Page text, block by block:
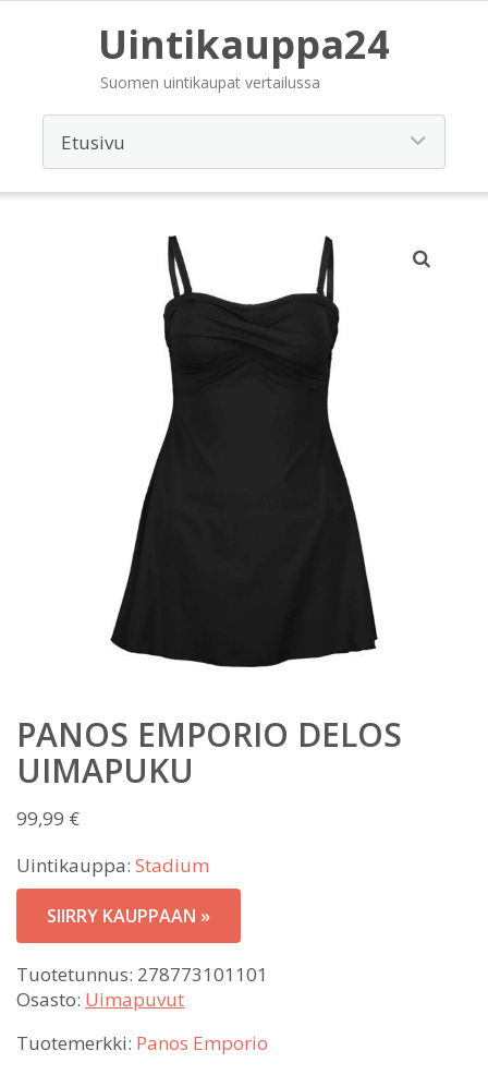
Uintikauppa24
Suomen uintikaupat vertailussa
PANOS EMPORIO DELOS
UIMAPUKU
99,99 €
Uintikauppa: Stadium
SIIRRY KAUPPAAN »
Tuotetunnus: 278773101101
Osasto: Uimapuvut
Tuotemerkki: Panos Emporio